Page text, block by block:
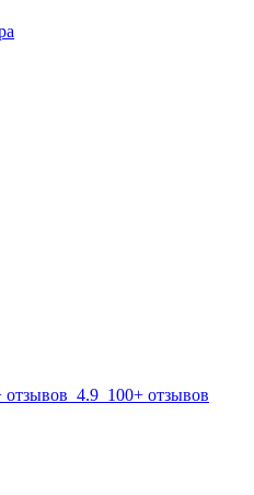
отзывов 4.9 100+ отзывов